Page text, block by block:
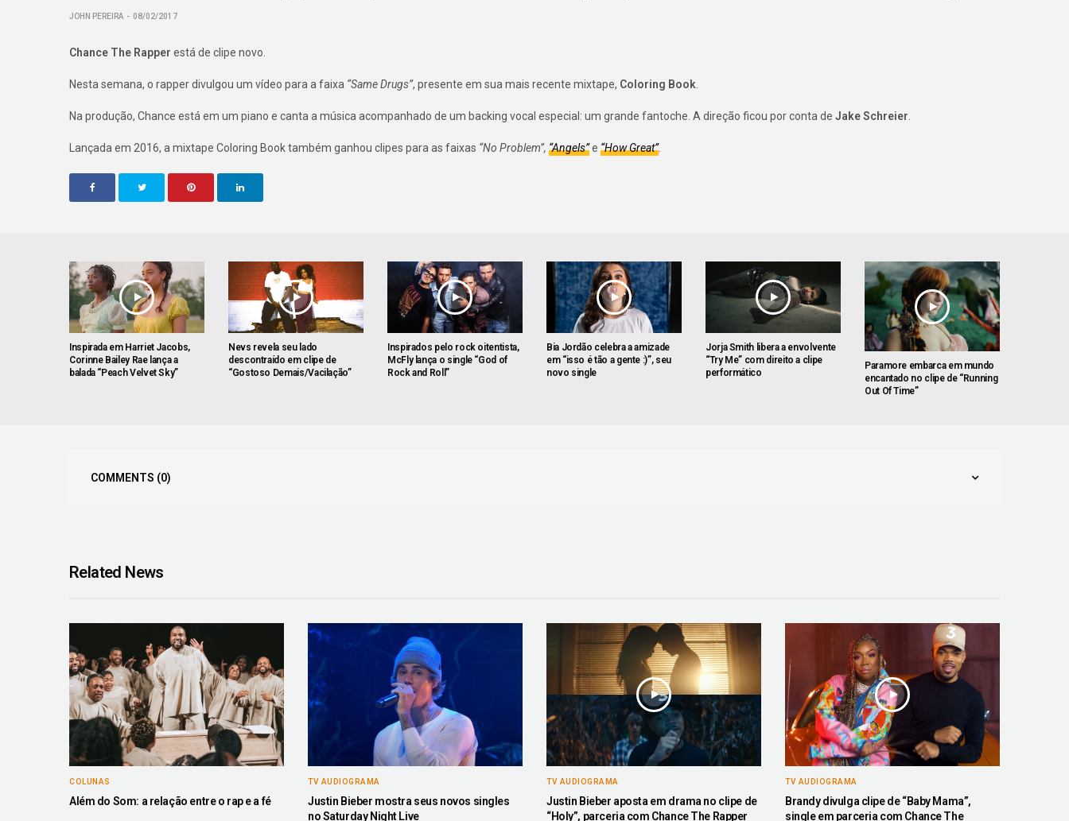
JOHN PEREIRA 08/02/2017
Chance The Rapper está de clipe novo.
Nesta semana, o rapper divulgou um vídeo para a faixa “Same Drugs”, presente em sua mais recente mixtape, Coloring Book
Na produção, Chance está em um piano e canta a música acompanhado de um backing vocal especial: um grande fantoche. A direção ficou por conta deJake Schreier
Lançada em 2016, a mixtape Coloring Book também ganhou clipes para as faixas “No Problem”,“Angels”e“How Great”.
Inspirada em Harriet Jacobs,
Corinne Bailey Rae lança a
balada “Peach Velvet Sky”
Nevs revela seu lado
descontraído em clipe de
“Gostoso Demais/Vacilação”
Inspirados pelo rock oitentista,
McFly lança o single “God of
Rock and Roll”
Bia Jordão celebra a amizade
em “isso é tão a gente :)”, seu
novo single
Jorja Smith libera a envolvente
“Try Me” com direito a clipe
performático
Paramore embarca em mundo
encantado no clipe de “Running
Out Of Time”
COMMENTS (0)
Related News
COLUNAS
Além do Som: a relação entre o rap e a fé
TV AUDIOGRAMA
Justin Bieber mostra seus novos singles
no Saturday Night Live
TV AUDIOGRAMA
Justin Bieber aposta em drama no clipe de
“Holy”, parceria com Chance The Rapper
TV AUDIOGRAMA
Brandy divulga clipe de “Baby Mama”,
single em parceria com Chance The